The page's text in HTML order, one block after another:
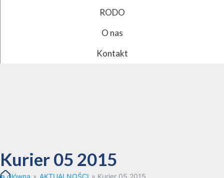
RODO
O nas
Kontakt
Kurier 05 2015
główna » AKTUALNOŚCI » Kurier 05 2015